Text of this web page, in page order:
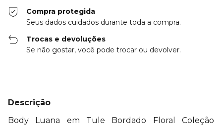
Compra protegida
Seus dados cuidados durante toda a compra.
Trocas e devoluções
Se não gostar, você pode trocar ou devolver.
Descrição
Body Luana em Tule Bordado Floral Coleção